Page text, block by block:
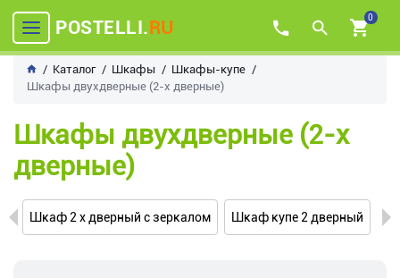
POSTELLI.RU 0
Каталог Шкафы
Шкафы-купе
Шкафы двухдверные (2-х дверные)
Шкафы двухдверные (2-х
дверные)
Шкаф 2 х дверный с зеркалом Шкаф купе 2 дверный